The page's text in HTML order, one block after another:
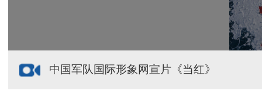
中国军队国际形象网宣片《当红》